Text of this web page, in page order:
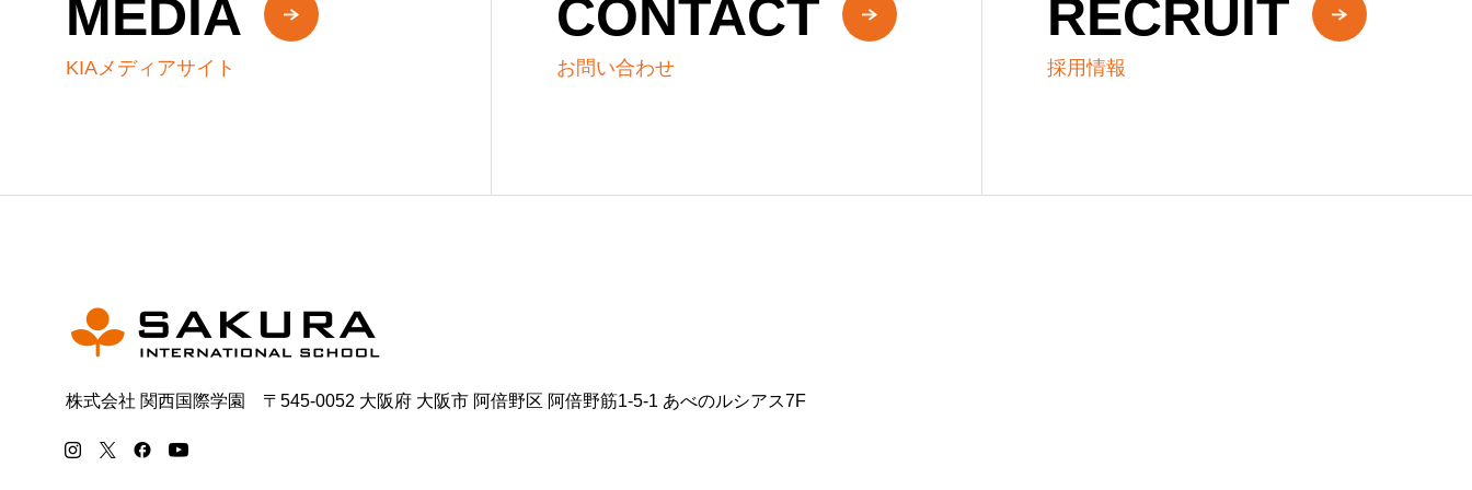
MEDIA
KIAメディアサイト
CONTACT
お問い合わせ
RECRUIT
採用情報
株式会社 関西国際学園 〒545-0052 大阪府 大阪市 阿倍野区 阿倍野筋1-5-1 あべのルシアス7F